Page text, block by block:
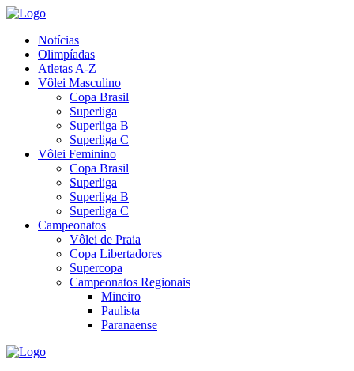
Notícias
Olimpíadas
Atletas A-Z
Vôlei Masculino
Copa Brasil
Superliga
Superliga B
Superliga C
Vôlei Feminino
Copa Brasil
Superliga
Superliga B
Superliga C
Campeonatos
Vôlei de Praia
Copa Libertadores
Supercopa
Campeonatos Regionais
Mineiro
Paulista
Paranaense